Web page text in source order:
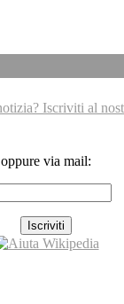
oppure via mail: